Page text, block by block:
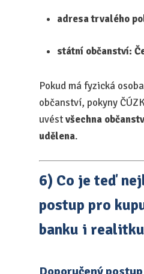
adresa trvalého
státní občanství:
Pokud má fyzická
občanství, pokyny
uvéstvšechna
udělena.
6) Co je teď
postup pro
banku i realitku